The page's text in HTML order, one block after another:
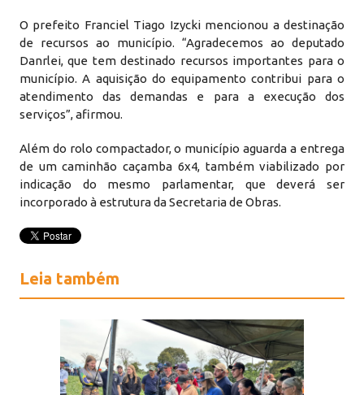
O prefeito Franciel Tiago Izycki mencionou a destinação
de recursos ao município. “Agradecemos ao deputado
Danrlei, que tem destinado recursos importantes para o
município. A aquisição do equipamento contribui para o
atendimento das demandas e para a execução dos
serviços”, afirmou.
Além do rolo compactador, o município aguarda a entrega
de um caminhão caçamba 6x4, também viabilizado por
indicação do mesmo parlamentar, que deverá ser
incorporado à estrutura da Secretaria de Obras.
Leia também